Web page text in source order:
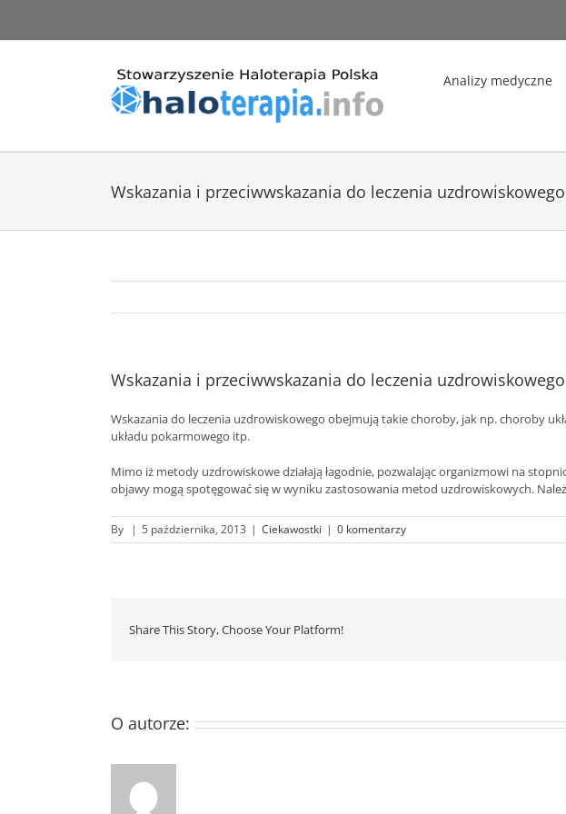
zawartości
Analizy medyczne
Wskazania i przeciwwskazania do leczenia uzdrowiskowego
Wskazania i przeciwwskazania do leczenia uzdrowiskowego
Wskazania do leczenia uzdrowiskowego obejmują takie choroby, jak np. choroby
układu pokarmowego itp.
Mimo iż metody uzdrowiskowe działają łagodnie, pozwalając organizmowi na
objawy mogą spotęgować się w wyniku zastosowania metod uzdrowiskowych.
By | 5 października, 2013 | Ciekawostki | 0 komentarzy
Share This Story, Choose Your Platform!
O autorze: